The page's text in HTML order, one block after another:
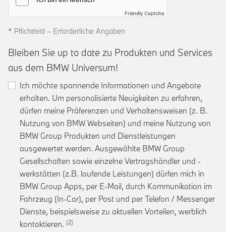
Friendly Captcha
* Pflichtfeld – Erforderliche Angaben
Bleiben Sie up to date zu Produkten und Services
aus dem BMW Universum!
Ich möchte spannende Informationen und Angebote
erhalten. Um personalisierte Neuigkeiten zu erfahren,
dürfen meine Präferenzen und Verhaltensweisen (z. B.
Nutzung von BMW Webseiten) und meine Nutzung von
BMW Group Produkten und Dienstleistungen
ausgewertet werden. Ausgewählte BMW Group
Gesellschaften sowie einzelne Vertragshändler und -
werkstätten (z.B. laufende Leistungen) dürfen mich in
BMW Group Apps, per E-Mail, durch Kommunikation im
Fahrzeug (In-Car), per Post und per Telefon / Messenger
Dienste, beispielsweise zu aktuellen Vorteilen, werblich
kontaktieren. Link zur Fußnote: Einwilligung zur